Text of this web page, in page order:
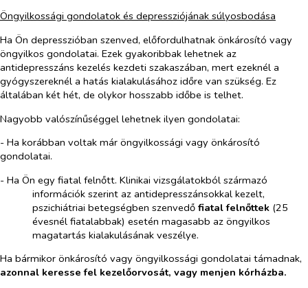
Öngyilkossági gondolatok és depressziójának súlyosbodása
Ha Ön depresszióban szenved, előfordulhatnak önkárosító vagy
öngyilkos gondolatai. Ezek gyakoribbak lehetnek az
antidepresszáns kezelés kezdeti szakaszában, mert ezeknél a
gyógyszereknél a hatás kialakulásához időre van szükség. Ez
általában két hét, de olykor hosszabb időbe is telhet.
Nagyobb valószínűséggel lehetnek ilyen gondolatai:
- Ha korábban voltak már öngyilkossági vagy önkárosító
gondolatai.
- Ha Ön egy fiatal felnőtt. Klinikai vizsgálatokból származó
információk szerint az antidepresszánsokkal kezelt,
pszichiátriai betegségben szenvedőfiatal felnőttek (25
évesnél fiatalabbak) esetén magasabb az öngyilkos
magatartás kialakulásának veszélye.
Ha bármikor önkárosító vagy öngyilkossági gondolatai támadnak,
azonnal keresse fel kezelőorvosát, vagy menjen kórházba.